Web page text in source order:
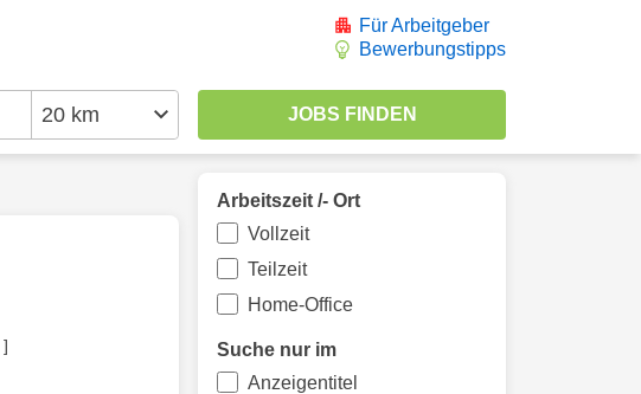
Für Arbeitgeber
Bewerbungstipps
]
Arbeitszeit /- Ort
Vollzeit
Teilzeit
Home-Office
Suche nur im
Anzeigentitel